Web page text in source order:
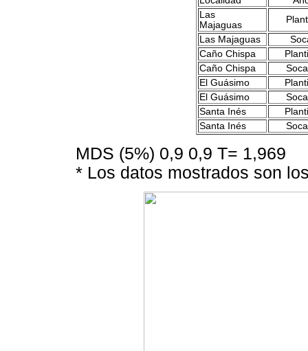
Las
Majaguas
Las Majaguas
Caño Chispa
Caño Chispa
El Guásimo
El Guásimo
Santa Inés
Santa Inés
MDS (5%) 0,9 0,9 T= 1,969
* Los datos mostrados son